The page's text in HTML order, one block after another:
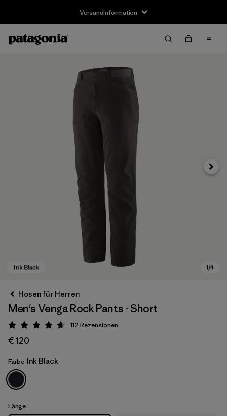
Versandinformation
Ink Black
Hosen für Herren
Men's Venga Rock Pants - Short
Bewertung: 4.7 / 5
112 Rezensionen
€ 120
Farbe Ink Black
Länge